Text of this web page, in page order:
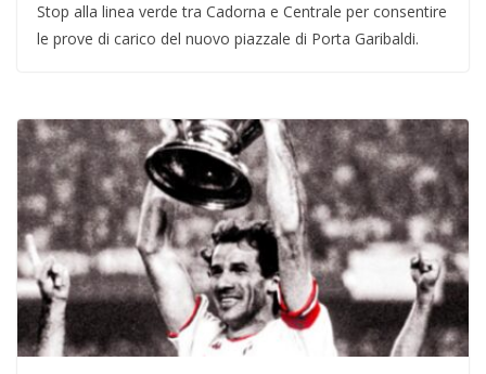
Stop alla linea verde tra Cadorna e Centrale per consentire
le prove di carico del nuovo piazzale di Porta Garibaldi.